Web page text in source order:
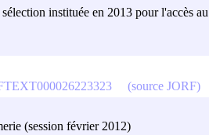
instituée en 2013 pour l'accès
(session février 2012)
(source JORF)